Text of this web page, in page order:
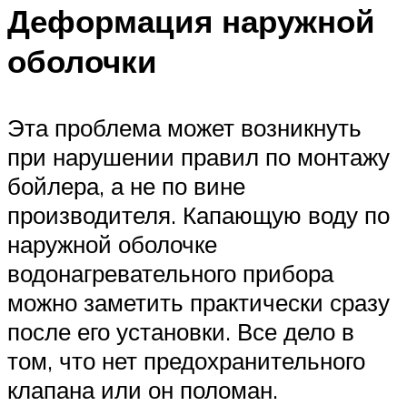
Деформация наружной
оболочки
Эта проблема может возникнуть
при нарушении правил по монтажу
бойлера, а не по вине
производителя. Капающую воду по
наружной оболочке
водонагревательного прибора
можно заметить практически сразу
после его установки. Все дело в
том, что нет предохранительного
клапана или он поломан.